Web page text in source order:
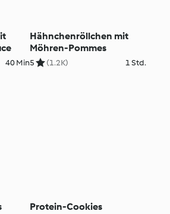
40 Min
Hähnchenröllchen mit
Möhren-Pommes
5 (1.2K) 1 Std.
Protein-Cookies